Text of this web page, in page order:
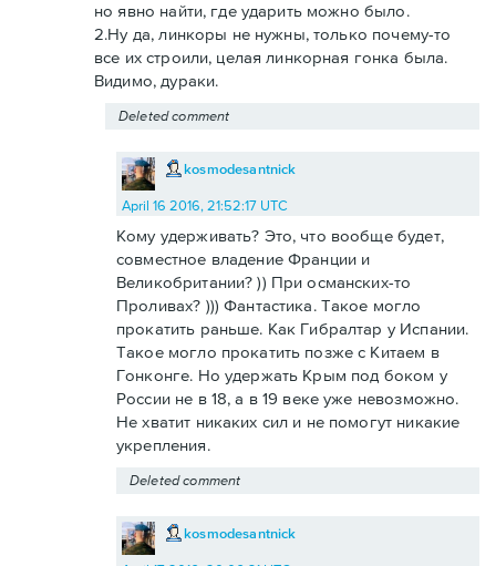
но явно найти, где ударить можно было.
2.Ну да, линкоры не нужны, только почему-то
все их строили, целая линкорная гонка была.
Видимо, дураки.
Deleted comment
kosmodesantnick
April 16 2016, 21:52:17 UTC
Кому удерживать? Это, что вообще будет,
совместное владение Франции и
Великобритании? )) При османских-то
Проливах? ))) Фантастика. Такое могло
прокатить раньше. Как Гибралтар у Испании.
Такое могло прокатить позже с Китаем в
Гонконге. Но удержать Крым под боком у
России не в 18, а в 19 веке уже невозможно.
Не хватит никаких сил и не помогут никакие
укрепления.
Deleted comment
kosmodesantnick